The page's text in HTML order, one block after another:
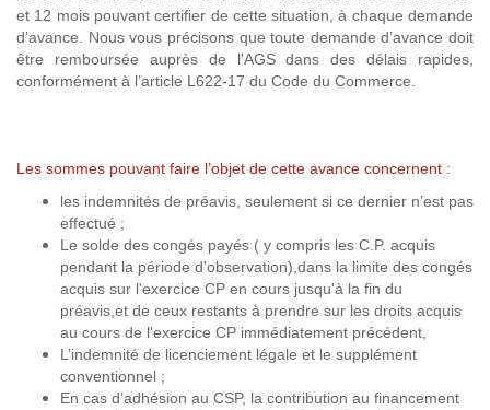
et 12 mois pouvant certifier de cette situation, à chaque demande
d’avance. Nous vous précisons que toute demande d’avance doit
être remboursée auprès de l'AGS dans des délais rapides,
conformément à l’article L622-17 du Code du Commerce.
Les sommes pouvant faire l’objet de cette avance concernent :
les indemnités de préavis, seulement si ce dernier n’est pas
effectué ;
Le solde des congés payés ( y compris les C.P. acquis
pendant la période d'observation),dans la limite des congés
acquis sur l'exercice CP en cours jusqu'à la fin du
préavis,et de ceux restants à prendre sur les droits acquis
au cours de l'exercice CP immédiatement précédent,
L’indemnité de licenciement légale et le supplément
conventionnel ;
En cas d’adhésion au CSP, la contribution au financement